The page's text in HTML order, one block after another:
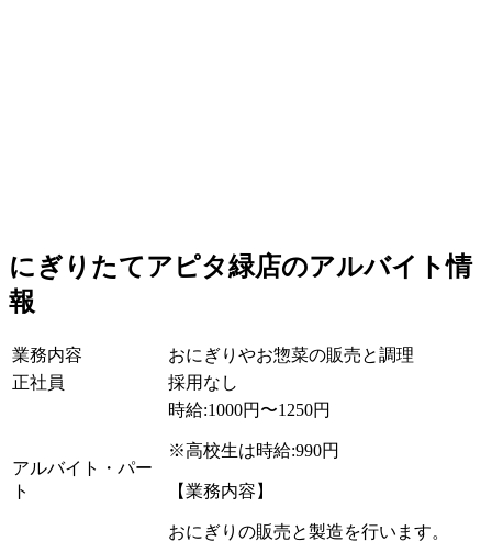
にぎりたてアピタ緑店のアルバイト情
報
業務内容
おにぎりやお惣菜の販売と調理
正社員
採用なし
アルバイト・パー
ト
時給:1000円〜1250円
※高校生は時給:990円
【業務内容】
おにぎりの販売と製造を行います。